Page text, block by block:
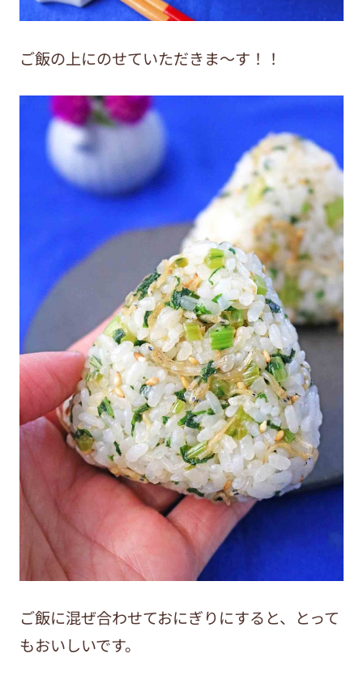
ご飯の上にのせていただきま～す！！
ご飯に混ぜ合わせておにぎりにすると、とって
もおいしいです。